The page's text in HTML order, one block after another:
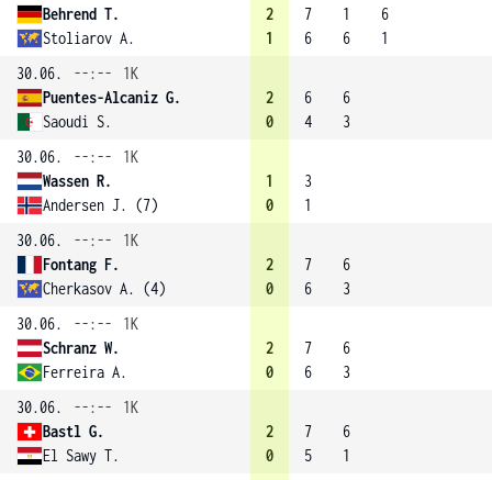
Behrend T.
Stoliarov A.
2
1
7
6
1
6
6
1
30.06.
--:--
1K
Puentes-Alcaniz G.
Saoudi S.
2
0
6
4
6
3
30.06.
--:--
1K
Wassen R.
Andersen J. (7)
1
0
3
1
30.06.
--:--
1K
Fontang F.
Cherkasov A. (4)
2
0
7
6
6
3
30.06.
--:--
1K
Schranz W.
Ferreira A.
2
0
7
6
6
3
30.06.
--:--
1K
Bastl G.
El Sawy T.
2
0
7
5
6
1